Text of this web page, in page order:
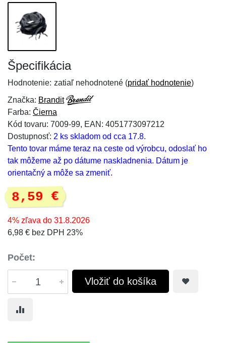
Špecifikácia
Hodnotenie: zatiaľ nehodnotené (pridať hodnotenie)
Značka: Brandit
Farba: Čierna
Kód tovaru: 7009-99, EAN: 4051773097212
Dostupnosť: 2 ks skladom od cca 17.8.
Tento tovar máme teraz na ceste od výrobcu, odoslať ho
tak môžeme až po dátume naskladnenia. Dátum je
orientačný a môže sa zmeniť.
8,59 €
4% zľava do 31.8.2026
6,98 € bez DPH 23%
Počet:
Vložiť do košíka